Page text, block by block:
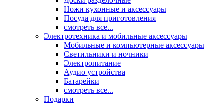
Ножи кухонные и аксессуары
Посуда для приготовления
смотреть все...
Электротехника и мобильные аксессуары
Мобильные и компьютерные аксессуары
Светильники и ночники
Электропитание
Аудио устройства
Батарейки
смотреть все...
Подарки